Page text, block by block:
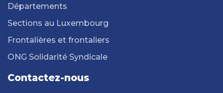
Départements
Sections au Luxembourg
Frontalières et frontaliers
ONG Solidarité Syndicale
Contactez-nous